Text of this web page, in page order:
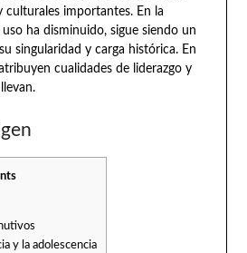
culturales importantes. En la
ha disminuido, sigue siendo un
singularidad y carga histórica. En
cualidades de liderazgo y
y la adolescencia